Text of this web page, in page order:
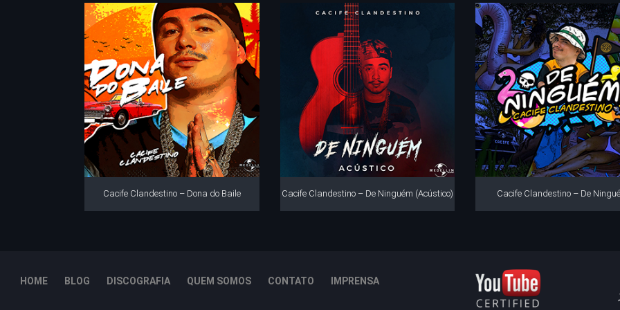
Cacife Clandestino – Dona do Baile Cacife Clandestino – De Ninguém (Acústico) Cacife Clandestino – De
HOME BLOG DISCOGRAFIA QUEM SOMOS CONTATO IMPRENSA